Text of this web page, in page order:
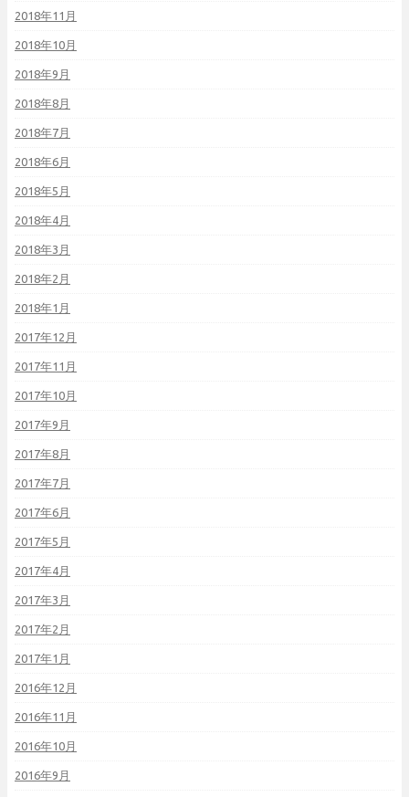
2018年11月
2018年10月
2018年9月
2018年8月
2018年7月
2018年6月
2018年5月
2018年4月
2018年3月
2018年2月
2018年1月
2017年12月
2017年11月
2017年10月
2017年9月
2017年8月
2017年7月
2017年6月
2017年5月
2017年4月
2017年3月
2017年2月
2017年1月
2016年12月
2016年11月
2016年10月
2016年9月